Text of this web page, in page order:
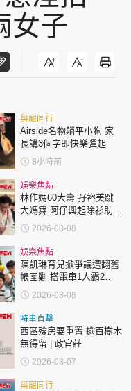
女子
與寵同行
Airside名物躺平小狗 家
長講3個字即快樂彈起
8小時前
娛樂焦點
林作媽60大壽 孖裕美跳
大媽舞 阿仔興起除衫助慶
回應兩女交好有原因
2026-08-08
娛樂焦點
陳凱琳育兒掀爭議遭翻舊
帳圍剿 搭電車1人霸2個
位 被轟自私欠公德心 有
指反應過度不公平
2026-08-08
時事直擊
西區殮房要重置 逾百樹木
無得留 | 政官莊
2026-08-07
與寵同行